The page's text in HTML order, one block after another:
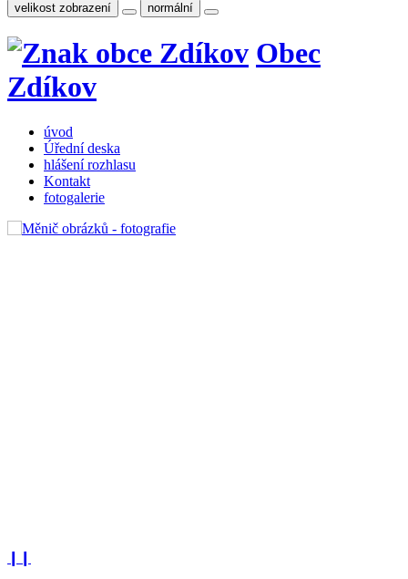
velikost zobrazení normální
Obec
Zdíkov
úvod
Úřední deska
hlášení rozhlasu
Kontakt
fotogalerie